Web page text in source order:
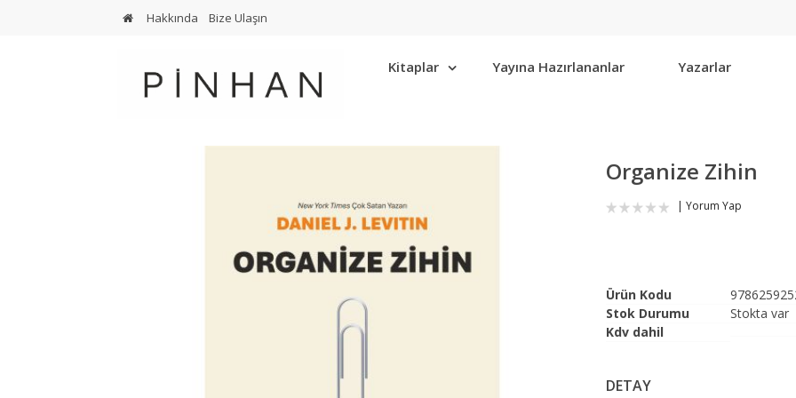
Hakkında Bize Ulaşın
Kitaplar Yayına Hazırlananlar Yazarlar
Organize Zihin
Yorum Yap
Ürün Kodu
Stok Durumu
Stokta var
Kdv dahil
DETAY